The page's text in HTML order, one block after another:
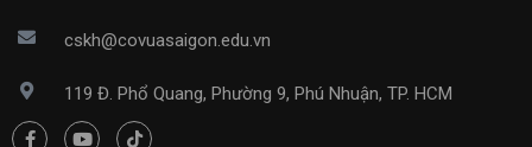
cskh@covuasaigon.edu.vn
119 Đ. Phổ Quang, Phường 9, Phú Nhuận, TP. HCM